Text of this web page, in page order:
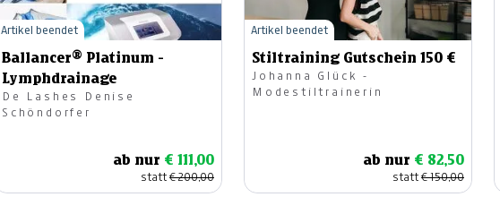
Ballancer® Platinum -
Lymphdrainage
De Lashes Denise
Schöndorfer
ab nur € 111,00
statt€ 200,00
Artikel beendet
Stiltraining Gutschein 150 €
Johanna Glück -
Modestiltrainerin
ab nur € 82,50
statt€ 150,00
Artikel beendet